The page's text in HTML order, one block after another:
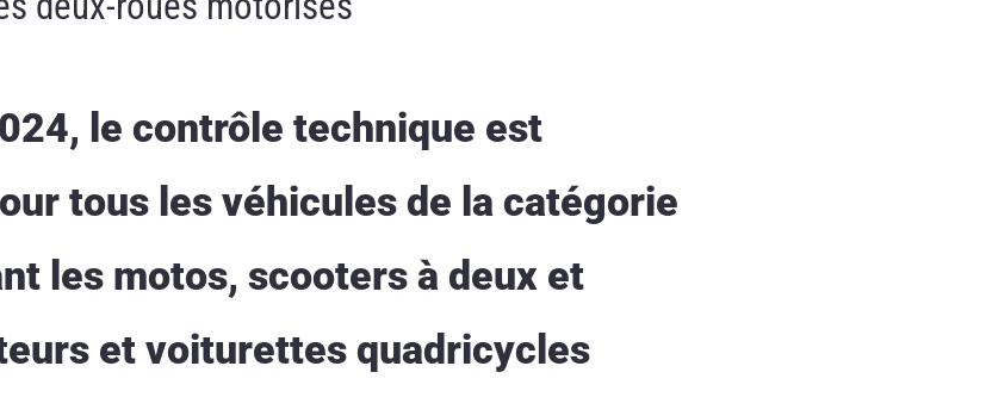
le contrôle technique est
tous les véhicules de la catégorie
les motos, scooters à deux et
et voiturettes quadricycles